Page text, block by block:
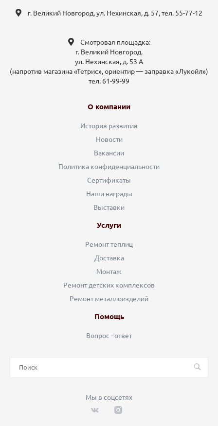
г. Великий Новгород, ул. Нехинская, д. 57, тел. 55-77-12
Смотровая площадка:
г. Великий Новгород,
ул. Нехинская, д. 53 А
(напротив магазина «Тетрис», ориентир — заправка «Лукойл»)
тел. 61-99-99
О компании
История развития
Новости
Вакансии
Политика конфиденциальности
Сертификаты
Наши награды
Выставки
Услуги
Ремонт теплиц
Доставка
Монтаж
Ремонт детских комплексов
Ремонт металлоизделий
Помощь
Вопрос - ответ
Мы в соцсетях